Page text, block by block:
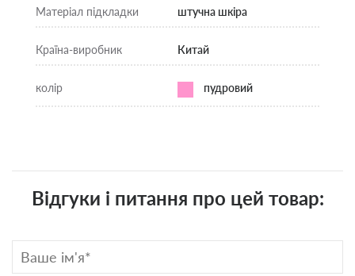
Матеріал підкладки штучна шкіра
Країна-виробник Китай
колір пудровий
Відгуки і питання про цей товар: